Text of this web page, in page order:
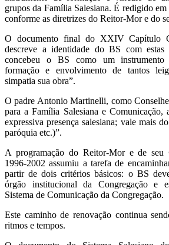
grupos da Família Salesiana. É redigido
conforme as diretrizes do Reitor-Mor e do
O documento final do XXIV Capítulo
descreve a identidade do BS com estas
concebeu o BS como um instrumento
formação e envolvimento de tantos
simpatia sua obra”.
O padre Antonio Martinelli, como
para a Família Salesiana e
expressiva presença salesiana; vale mais
paróquia etc.)”.
A programação do Reitor-Mor e de seu
1996-2002 assumiu a tarefa de
partir de dois critérios básicos: o BS
órgão institucional da Congregação e
Sistema de Comunicação da Congregação.
Este caminho de renovação continua
ritmos e tempos.